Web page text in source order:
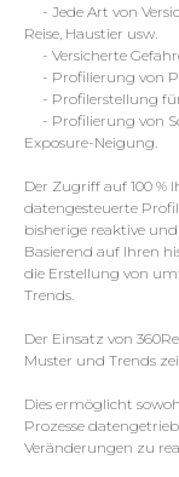
- Jede Art von
Reise, Haustier usw.
- Versicherte
- Profilierung von
- Profilerstellung für
- Profilierung von
Exposure-Neigung.
Der Zugriff auf 100
datengesteuerte
bisherige reaktive
Basierend auf Ihren
die Erstellung von
Trends.
Der Einsatz von
Muster und Trends
Dies ermöglicht
Prozesse
Veränderungen zu